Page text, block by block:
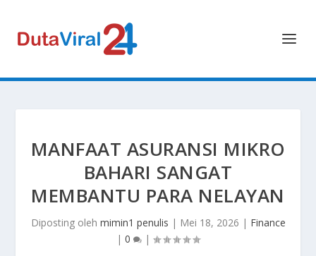
MANFAAT ASURANSI MIKRO
BAHARI SANGAT
MEMBANTU PARA NELAYAN
Diposting oleh mimin1 penulis | Mei 18, 2026 | Finance
| 0 |